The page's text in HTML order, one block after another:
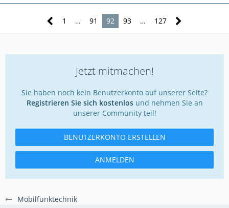
Mobilfunktechnik
1 … 91 92 93 … 127
Jetzt mitmachen!
Sie haben noch kein Benutzerkonto auf unserer Seite?
Registrieren Sie sich kostenlosund nehmen Sie an
unserer Community teil!
BENUTZERKONTO ERSTELLEN
ANMELDEN